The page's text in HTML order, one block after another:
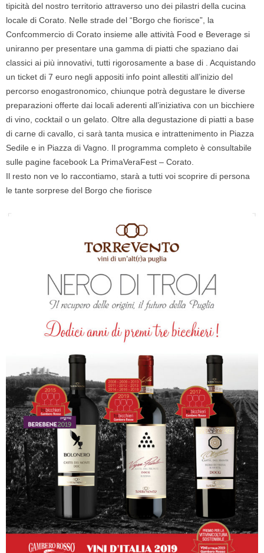
tipicità del nostro territorio attraverso uno dei pilastri della cucina
locale di Corato. Nelle strade del “Borgo che fiorisce”, la
Confcommercio di Corato insieme alle attività Food e Beverage si
uniranno per presentare una gamma di piatti che spaziano dai
classici ai più innovativi, tutti rigorosamente a base di . Acquistando
un ticket di 7 euro negli appositi info point allestiti all’inizio del
percorso enogastronomico, chiunque potrà degustare le diverse
preparazioni offerte dai locali aderenti all’iniziativa con un bicchiere
di vino, cocktail o un gelato. Oltre alla degustazione di piatti a base
di carne di cavallo, ci sarà tanta musica e intrattenimento in Piazza
Sedile e in Piazza di Vagno. Il programma completo è consultabile
sulle pagine facebook La PrimaVeraFest – Corato.
Il resto non ve lo raccontiamo, starà a tutti voi scoprire di persona
le tante sorprese del Borgo che fiorisce